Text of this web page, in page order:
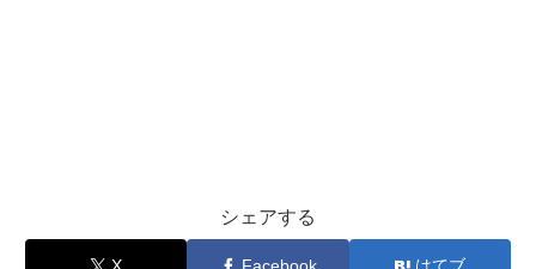
シェアする